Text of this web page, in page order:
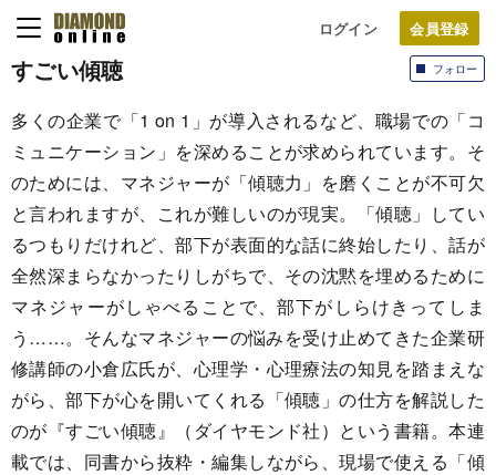
ログイン
フォロー
すごい傾聴
多くの企業で「1 on 1」が導入されるなど、職場での「コ
ミュニケーション」を深めることが求められています。そ
のためには、マネジャーが「傾聴力」を磨くことが不可欠
と言われますが、これが難しいのが現実。「傾聴」してい
るつもりだけれど、部下が表面的な話に終始したり、話が
全然深まらなかったりしがちで、その沈黙を埋めるために
マネジャーがしゃべることで、部下がしらけきってしま
う……。そんなマネジャーの悩みを受け止めてきた企業研
修講師の小倉広氏が、心理学・心理療法の知見を踏まえな
がら、部下が心を開いてくれる「傾聴」の仕方を解説した
のが『すごい傾聴』（ダイヤモンド社）という書籍。本連
載では、同書から抜粋・編集しながら、現場で使える「傾